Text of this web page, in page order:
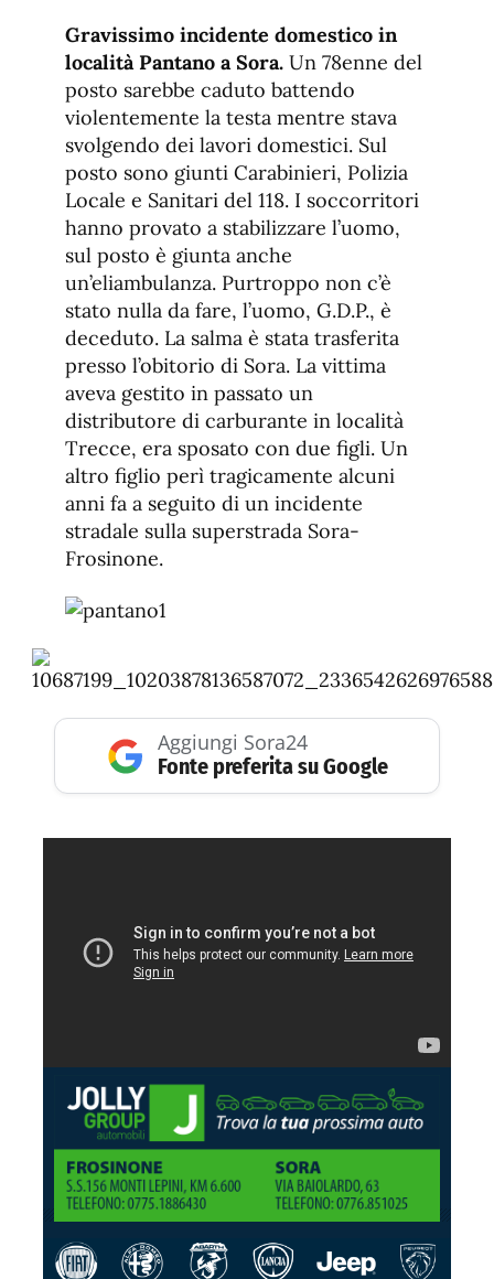
de
fuente
de
fuente.
Gravissimo incidente domestico in
località Pantano a Sora. Un 78enne del
posto sarebbe caduto battendo
violentemente la testa mentre stava
svolgendo dei lavori domestici. Sul
posto sono giunti Carabinieri, Polizia
Locale e Sanitari del 118. I soccorritori
hanno provato a stabilizzare l’uomo,
sul posto è giunta anche
un’eliambulanza. Purtroppo non c’è
stato nulla da fare, l’uomo, G.D.P., è
deceduto. La salma è stata trasferita
presso l’obitorio di Sora. La vittima
aveva gestito in passato un
distributore di carburante in località
Trecce, era sposato con due figli. Un
altro figlio perì tragicamente alcuni
anni fa a seguito di un incidente
stradale sulla superstrada Sora-
Frosinone.
Aggiungi Sora24
Fonte preferita su Google